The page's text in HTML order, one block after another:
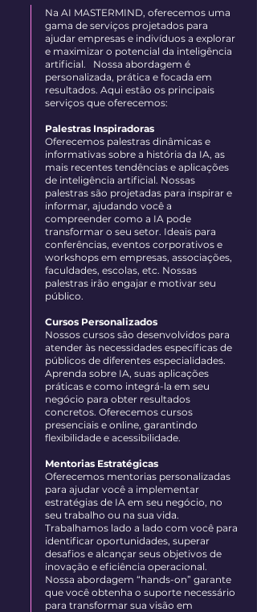
Na AI MASTERMIND, oferecemos uma
gama de serviços projetados para
ajudar empresas e indivíduos a explorar
e maximizar o potencial da inteligência
artificial. Nossa abordagem é
personalizada, prática e focada em
resultados. Aqui estão os principais
serviços que oferecemos:
Palestras Inspiradoras
Oferecemos palestras dinâmicas e
informativas sobre a história da IA, as
mais recentes tendências e aplicações
de inteligência artificial. Nossas
palestras são projetadas para inspirar e
informar, ajudando você a
compreender como a IA pode
transformar o seu setor. Ideais para
conferências, eventos corporativos e
workshops em empresas, associações,
faculdades, escolas, etc. Nossas
palestras irão engajar e motivar seu
público.
Cursos Personalizados
Nossos cursos são desenvolvidos para
atender às necessidades específicas de
públicos de diferentes especialidades.
Aprenda sobre IA, suas aplicações
práticas e como integrá-la em seu
negócio para obter resultados
concretos. Oferecemos cursos
presenciais e online, garantindo
flexibilidade e acessibilidade.
Mentorias Estratégicas
Oferecemos mentorias personalizadas
para ajudar você a implementar
estratégias de IA em seu negócio, no
seu trabalho ou na sua vida.
Trabalhamos lado a lado com você para
identificar oportunidades, superar
desafios e alcançar seus objetivos de
inovação e eficiência operacional.
Nossa abordagem “hands-on” garante
que você obtenha o suporte necessário
para transformar sua visão em